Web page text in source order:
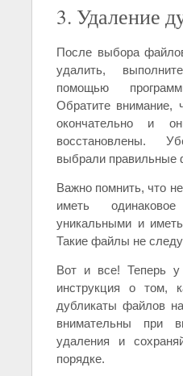
3. Удаление
После выбора
удалить,
помощью
Обратите внимание,
окончательно и
восстановлены.
выбрали правильные
Важно помнить, что
иметь
уникальными и
Такие файлы не
Вот и все! Теперь у
инструкция о том,
дубликаты файлов
внимательны при
удаления и
порядке.